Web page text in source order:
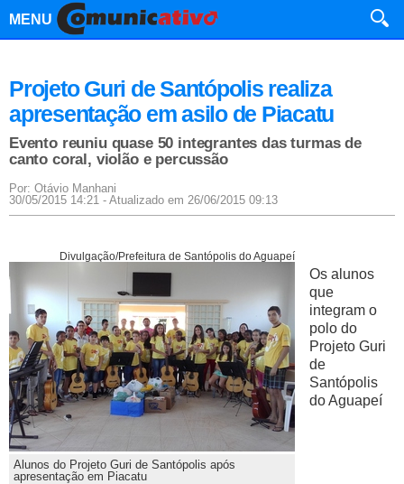
MENU
Projeto Guri de Santópolis realiza
apresentação em asilo de Piacatu
Evento reuniu quase 50 integrantes das turmas de
canto coral, violão e percussão
Por: Otávio Manhani
30/05/2015 14:21 - Atualizado em 26/06/2015 09:13
Divulgação/Prefeitura de Santópolis do Aguapeí
Alunos do Projeto Guri de Santópolis após
apresentação em Piacatu
Os alunos
que
integram o
polo do
Projeto Guri
de
Santópolis
do Aguapeí